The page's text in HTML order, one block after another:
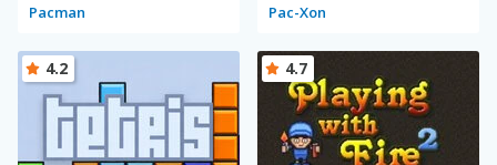
Pacman Pac-Xon
4.2 4.7